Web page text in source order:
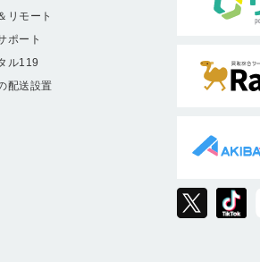
リモート
ポート
ル119
配送設置